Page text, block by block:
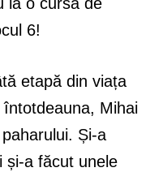
6!
etapă din viața
Mihai
Și-a
și-a făcut unele